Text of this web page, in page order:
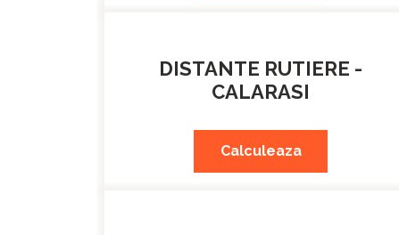
DISTANTE RUTIERE -
CALARASI
Calculeaza